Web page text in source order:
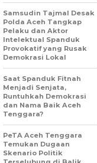
Samsudin Tajmal Desak
Polda Aceh Tangkap
Pelaku dan Aktor
Intelektual Spanduk
Provokatif yang Rusak
Demokrasi Lokal
Saat Spanduk Fitnah
Menjadi Senjata,
Runtuhkah Demokrasi
dan Nama Baik Aceh
Tenggara?
PeTA Aceh Tenggara
Temukan Dugaan
Skenario Politik